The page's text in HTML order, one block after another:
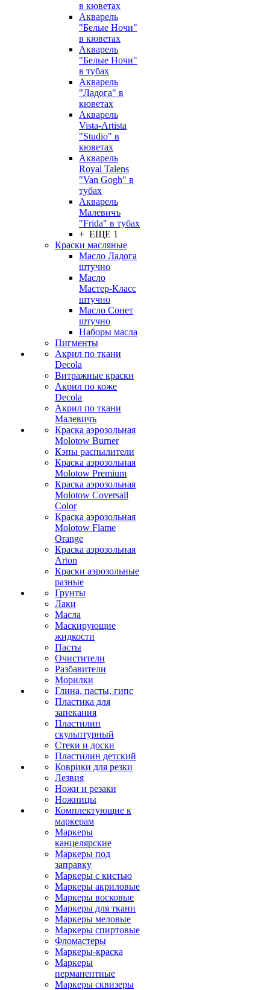
в кюветах
Акварель
"Белые Ночи"
в кюветах
Акварель
"Белые Ночи"
в тубах
Акварель
"Ладога" в
кюветах
Акварель
Vista-Artista
"Studio" в
кюветах
Акварель
Royal Talens
"Van Gogh" в
тубах
Акварель
Малевичъ
"Frida" в тубах
+ ЕЩЕ 1
Краски масляные
Масло Ладога
штучно
Масло
Мастер-Класс
штучно
Масло Сонет
штучно
Наборы масла
Пигменты
Акрил по ткани
Decola
Витражные краски
Акрил по коже
Decola
Акрил по ткани
Малевичъ
Краска аэрозольная
Molotow Burner
Кэпы распылители
Краска аэрозольная
Molotow Premium
Краска аэрозольная
Molotow Coversall
Color
Краска аэрозольная
Molotow Flame
Orange
Краска аэрозольная
Arton
Краски аэрозольные
разные
Грунты
Лаки
Масла
Маскирующие
жидкости
Пасты
Очистители
Разбавители
Морилки
Глина, пасты, гипс
Пластика для
запекания
Пластилин
скульптурный
Стеки и доски
Пластилин детский
Коврики для резки
Лезвия
Ножи и резаки
Ножницы
Комплектующие к
маркерам
Маркеры
канцелярские
Маркеры под
заправку
Маркеры с кистью
Маркеры акриловые
Маркеры восковые
Маркеры для ткани
Маркеры меловые
Маркеры спиртовые
Фломастеры
Маркеры-краска
Маркеры
перманентные
Маркеры сквизеры